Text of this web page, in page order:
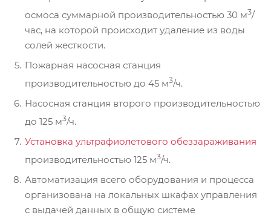
осмоса суммарной производительностью 30 м3/
час, на которой происходит удаление из воды
солей жесткости.
Пожарная насосная станция
производительностью до 45 м3/ч.
Насосная станция второго производительностью
до 125 м3/ч.
Установка ультрафиолетового обеззараживания
производительностью 125 м3/ч.
Автоматизация всего оборудования и процесса
организована на локальных шкафах управления
с выдачей данных в общую системе